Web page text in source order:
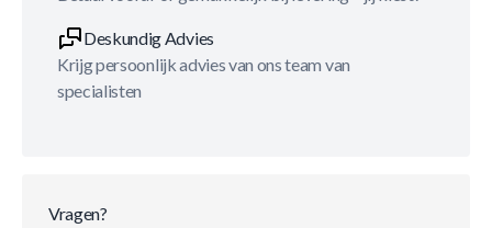
Deskundig Advies
Krijg persoonlijk advies van ons team van
specialisten
Vragen?